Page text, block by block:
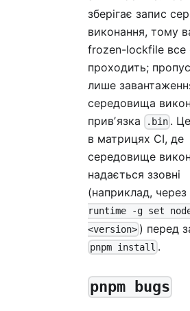
зберігає запис
виконання, тому
frozen-lockfile все
проходить;
лише
середовища
привʼязка
.bin .
в матрицях CI, де
середовище
надається ззовні
(наприклад, через
runtime -g set
<version> ) перед
pnpm install .
pnpm bugs